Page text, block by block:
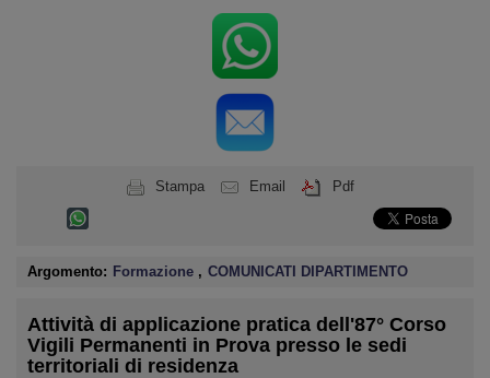
Stampa Email Pdf
Argomento: Formazione , COMUNICATI DIPARTIMENTO
Attività di applicazione pratica dell'87° Corso
Vigili Permanenti in Prova presso le sedi
territoriali di residenza